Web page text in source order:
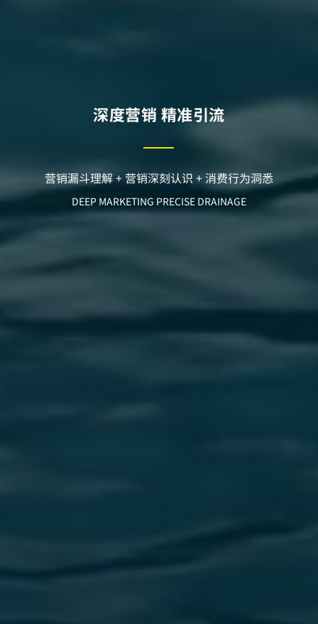
深度营销 精准引流
营销漏斗理解 + 营销深刻认识 + 消费行为洞悉
DEEP MARKETING PRECISE DRAINAGE